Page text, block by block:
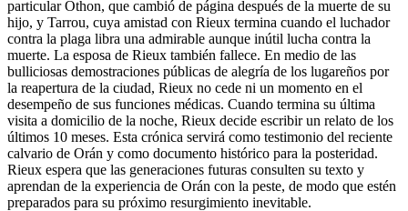
particular Othon, que cambió de página después de la muerte de su
hijo, y Tarrou, cuya amistad con Rieux termina cuando el luchador
contra la plaga libra una admirable aunque inútil lucha contra la
muerte. La esposa de Rieux también fallece. En medio de las
bulliciosas demostraciones públicas de alegría de los lugareños por
la reapertura de la ciudad, Rieux no cede ni un momento en el
desempeño de sus funciones médicas. Cuando termina su última
visita a domicilio de la noche, Rieux decide escribir un relato de los
últimos 10 meses. Esta crónica servirá como testimonio del reciente
calvario de Orán y como documento histórico para la posteridad.
Rieux espera que las generaciones futuras consulten su texto y
aprendan de la experiencia de Orán con la peste, de modo que estén
preparados para su próximo resurgimiento inevitable.